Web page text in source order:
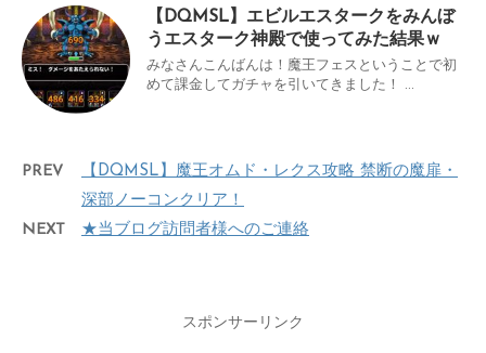
【DQMSL】エビルエスタークをみんぼ
うエスターク神殿で使ってみた結果ｗ
みなさんこんばんは！魔王フェスということで初
めて課金してガチャを引いてきました！ ...
PREV
【DQMSL】魔王オムド・レクス攻略 禁断の魔扉・
深部ノーコンクリア！
NEXT
★当ブログ訪問者様へのご連絡
スポンサーリンク